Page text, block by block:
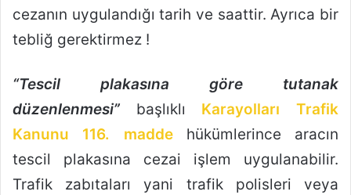
cezanın uygulandığı tarih ve saattir. Ayrıca bir
tebliğ gerektirmez !
“Tescil plakasına göre tutanak
düzenlenmesi” başlıklı Karayolları Trafik
Kanunu 116. maddehükümlerince aracın
tescil plakasına cezai işlem uygulanabilir.
Trafik zabıtaları yani trafik polisleri veya